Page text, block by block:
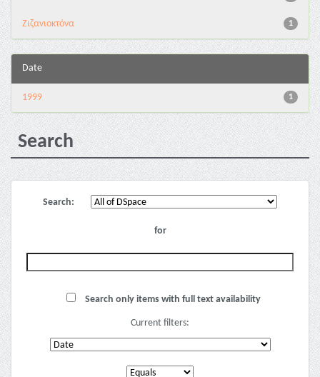
1
Ζιζανιοκτόνα
Date
1
1999
Search
Search:
for
Search only items with full text availability
Current filters: